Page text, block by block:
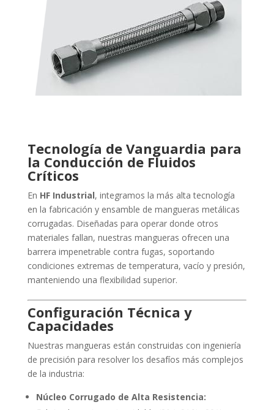
Tecnología de Vanguardia para
la Conducción de Fluidos
Críticos
En HF Industrial, integramos la más alta tecnología
en la fabricación y ensamble de mangueras metálicas
corrugadas. Diseñadas para operar donde otros
materiales fallan, nuestras mangueras ofrecen una
barrera impenetrable contra fugas, soportando
condiciones extremas de temperatura, vacío y presión,
manteniendo una flexibilidad superior.
Configuración Técnica y
Capacidades
Nuestras mangueras están construidas con ingeniería
de precisión para resolver los desafíos más complejos
de la industria:
Núcleo Corrugado de Alta Resistencia: